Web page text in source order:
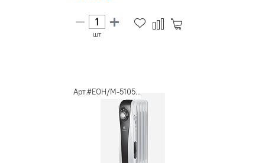
шт
Арт.#EOH/M-5105...